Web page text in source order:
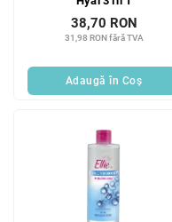
31,98 RON fără TVA
38,70 RON
Adaugă în Coş